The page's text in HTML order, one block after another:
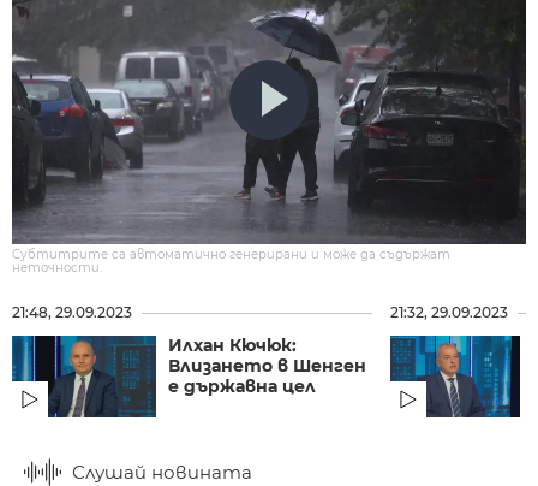
Субтитрите са автоматично генерирани и може да съдържат
неточности.
21:48, 29.09.2023
Илхан Кючюк:
Влизането в Шенген
е държавна цел
21:32, 29.09.2023
Слушай новината